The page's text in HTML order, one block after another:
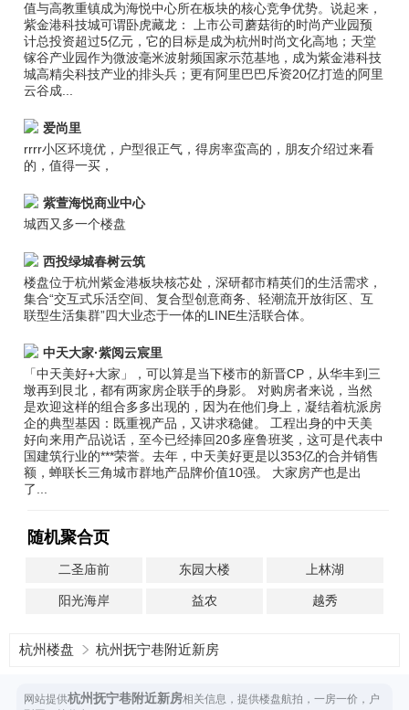
值与高教重镇成为海悦中心所在板块的核心竞争优势。说起来，
紫金港科技城可谓卧虎藏龙： 上市公司蘑菇街的时尚产业园预
计总投资超过5亿元，它的目标是成为杭州时尚文化高地；天堂
镓谷产业园作为微波毫米波射频国家示范基地，成为紫金港科技
城高精尖科技产业的排头兵；更有阿里巴巴斥资20亿打造的阿里
云谷成...
爱尚里
rrrr小区环境优，户型很正气，得房率蛮高的，朋友介绍过来看
的，值得一买，
紫萱海悦商业中心
城西又多一个楼盘
西投绿城春树云筑
楼盘位于杭州紫金港板块核芯处，深研都市精英们的生活需求，
集合“交互式乐活空间、复合型创意商务、轻潮流开放街区、互
联型生活集群”四大业态于一体的LINE生活联合体。
中天大家·紫阅云宸里
「中天美好+大家」，可以算是当下楼市的新晋CP，从华丰到三
墩再到艮北，都有两家房企联手的身影。 对购房者来说，当然
是欢迎这样的组合多多出现的，因为在他们身上，凝结着杭派房
企的典型基因：既重视产品，又讲求稳健。 工程出身的中天美
好向来用产品说话，至今已经捧回20多座鲁班奖，这可是代表中
国建筑行业的***荣誉。去年，中天美好更是以353亿的合并销售
额，蝉联长三角城市群地产品牌价值10强。 大家房产也是出
了...
随机聚合页
二圣庙前 东园大楼 上林湖
阳光海岸 益农 越秀
杭州楼盘 杭州抚宁巷附近新房
网站提供杭州抚宁巷附近新房相关信息，提供楼盘航拍，一房一价，户